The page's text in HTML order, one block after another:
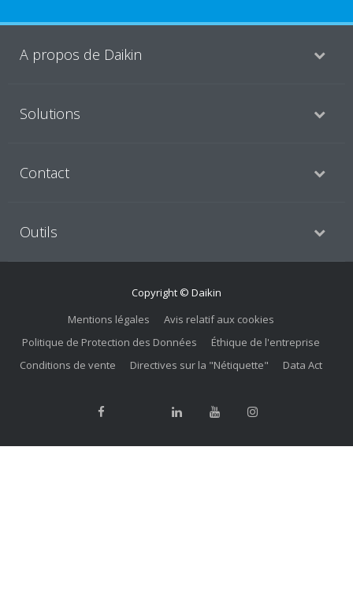
A propos de Daikin
Solutions
Contact
Outils
Copyright © Daikin
Mentions légales
Avis relatif aux cookies
Politique de Protection des Données
Éthique de l'entreprise
Conditions de vente
Directives sur la "Nétiquette" Data Act